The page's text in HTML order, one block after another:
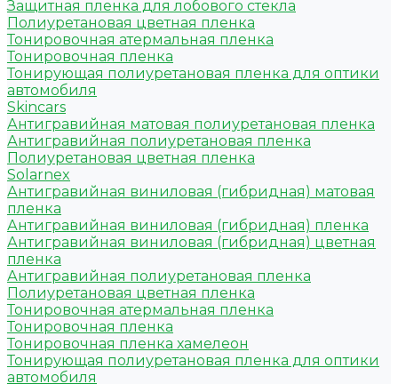
Защитная пленка для лобового стекла
Полиуретановая цветная пленка
Тонировочная атермальная пленка
Тонировочная пленка
Тонирующая полиуретановая пленка для оптики
автомобиля
Skincars
Антигравийная матовая полиуретановая пленка
Антигравийная полиуретановая пленка
Полиуретановая цветная пленка
Solarnex
Антигравийная виниловая (гибридная) матовая
пленка
Антигравийная виниловая (гибридная) пленка
Антигравийная виниловая (гибридная) цветная
пленка
Антигравийная полиуретановая пленка
Полиуретановая цветная пленка
Тонировочная атермальная пленка
Тонировочная пленка
Тонировочная пленка хамелеон
Тонирующая полиуретановая пленка для оптики
автомобиля